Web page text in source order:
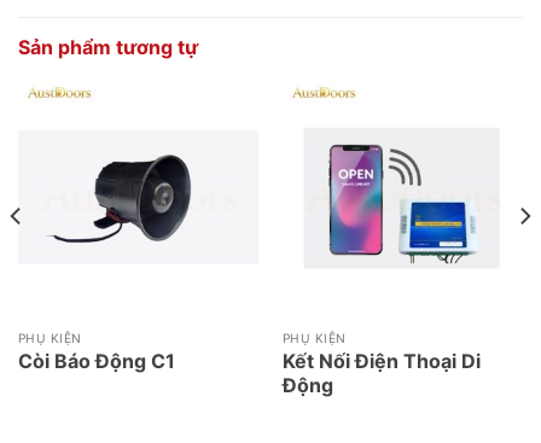
Sản phẩm tương tự
PHỤ KIỆN
Còi Báo Động C1
PHỤ KIỆN
Kết Nối Điện Thoại Di
Động